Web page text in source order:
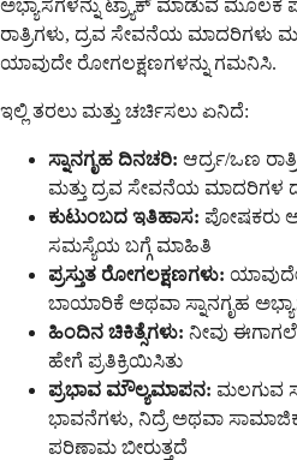
ಅಭ್ಯಾಸಗಳನ್ನು ಟ್ರ್ಯಾಕ್ ಮಾಡುವ ಮೂಲಕ
ರಾತ್ರಿಗಳು, ದ್ರವ ಸೇವನೆಯ ಮಾದರಿಗಳು
ಯಾವುದೇ ರೋಗಲಕ್ಷಣಗಳನ್ನು ಗಮನಿಸಿ.
ಇಲ್ಲಿ ತರಲು ಮತ್ತು ಚರ್ಚಿಸಲು ಏನಿದೆ:
ಸ್ನಾನಗೃಹ ದಿನಚರಿ: ಆರ್ದ್ರ/ಒಣ
ಮತ್ತು ದ್ರವ ಸೇವನೆಯ ಮಾದರಿಗಳ
ಕುಟುಂಬದ ಇತಿಹಾಸ: ಪೋಷಕರು
ಸಮಸ್ಯೆಯ ಬಗ್ಗೆ ಮಾಹಿತಿ
ಪ್ರಸ್ತುತ ರೋಗಲಕ್ಷಣಗಳು:
ಬಾಯಾರಿಕೆ ಅಥವಾ ಸ್ನಾನಗೃಹ
ಹಿಂದಿನ ಚಿಕಿತ್ಸೆಗಳು: ನೀವು
ಹೇಗೆ ಪ್ರತಿಕ್ರಿಯಿಸಿತು
ಪ್ರಭಾವ ಮೌಲ್ಯಮಾಪನ: ಮಲಗುವ
ಭಾವನೆಗಳು, ನಿದ್ರೆ ಅಥವಾ
ಪರಿಣಾಮ ಬೀರುತ್ತದೆ